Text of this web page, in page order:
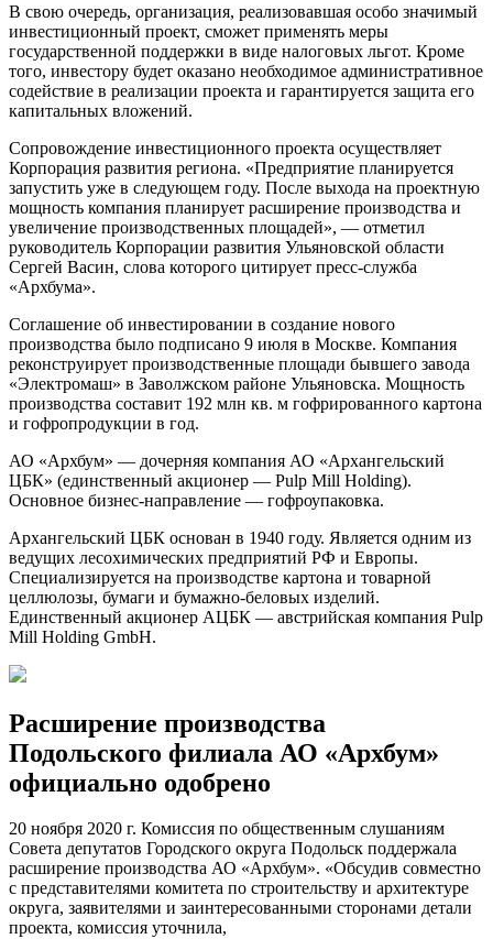
В свою очередь, организация, реализовавшая особо значимый
инвестиционный проект, сможет применять меры
государственной поддержки в виде налоговых льгот. Кроме
того, инвестору будет оказано необходимое административное
содействие в реализации проекта и гарантируется защита его
капитальных вложений.
Сопровождение инвестиционного проекта осуществляет
Корпорация развития региона. «Предприятие планируется
запустить уже в следующем году. После выхода на проектную
мощность компания планирует расширение производства и
увеличение производственных площадей», — отметил
руководитель Корпорации развития Ульяновской области
Сергей Васин, слова которого цитирует пресс-служба
«Архбума».
Соглашение об инвестировании в создание нового
производства было подписано 9 июля в Москве. Компания
реконструирует производственные площади бывшего завода
«Электромаш» в Заволжском районе Ульяновска. Мощность
производства составит 192 млн кв. м гофрированного картона
и гофропродукции в год.
АО «Архбум» — дочерняя компания АО «Архангельский
ЦБК» (единственный акционер — Pulp Mill Holding).
Основное бизнес-направление — гофроупаковка.
Архангельский ЦБК основан в 1940 году. Является одним из
ведущих лесохимических предприятий РФ и Европы.
Специализируется на производстве картона и товарной
целлюлозы, бумаги и бумажно-беловых изделий.
Единственный акционер АЦБК — австрийская компания Pulp
Mill Holding GmbH.
Расширение производства
Подольского филиала АО «Архбум»
официально одобрено
20 ноября 2020 г. Комиссия по общественным слушаниям
Совета депутатов Городского округа Подольск поддержала
расширение производства АО «Архбум». «Обсудив совместно
с представителями комитета по строительству и архитектуре
округа, заявителями и заинтересованными сторонами детали
проекта, комиссия уточнила,